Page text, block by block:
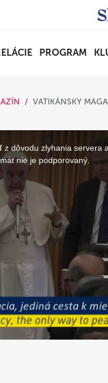
PROGRAM
VATIKÁNSKY
dôvodu zlyhania servera
nie je podporovaný.